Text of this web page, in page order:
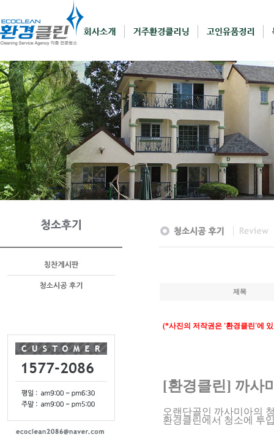
제목
(*사진의 저작권은 '환경클린'에
[환경클린] 까사
오랜단골인 까사미아의
환경클린에서 청소에 투